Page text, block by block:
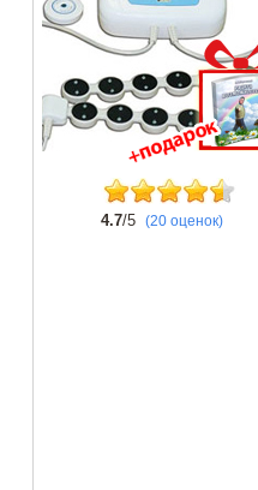
4.7/5 (20 оценок)